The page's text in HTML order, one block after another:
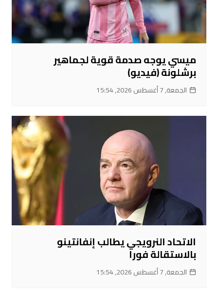
ميسي يوجه صدمة قوية لجماهير
برشلونة (فيديو)
الجمعة, 7 أغسطس 2026, 15:54
الاتحاد النرويجي يطالب إنفانتينو
بالاستقالة فورا
الجمعة, 7 أغسطس 2026, 15:54